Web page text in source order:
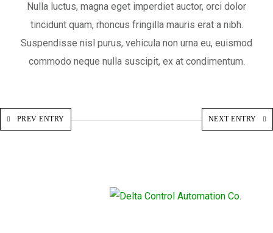
Nulla luctus, magna eget imperdiet auctor, orci dolor
tincidunt quam, rhoncus fringilla mauris erat a nibh.
Suspendisse nisl purus, vehicula non urna eu, euismod
commodo neque nulla suscipit, ex at condimentum.
PREV ENTRY NEXT ENTRY